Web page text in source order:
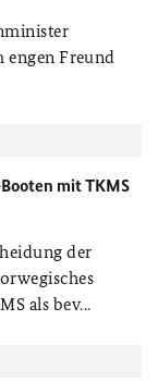
engen Freund
mit TKMS
der
als bev...